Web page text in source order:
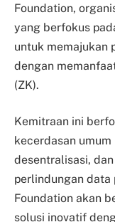
Foundation,
yang berfokus
untuk memajukan
dengan
(ZK).
Kemitraan ini
kecerdasan umum
desentralisasi,
perlindungan data
Foundation akan
solusi inovatif